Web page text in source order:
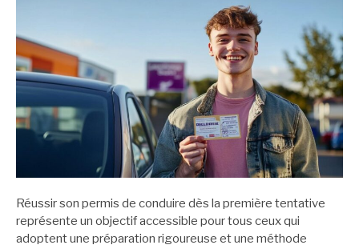
Réussir son permis de conduire dès la première tentative
représente un objectif accessible pour tous ceux qui
adoptent une préparation rigoureuse et une méthode